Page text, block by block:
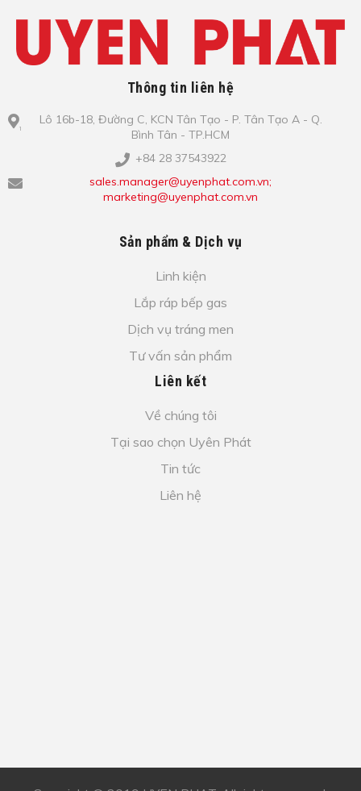
Thông tin liên hệ
Lô​ 16b-18, Đ​ư​ờ​ng C, KCN Tâ​n Tạo​ - P. Tâ​n Tạo​ A - Q.
Bình​ Tâ​n - TP.HCM
+84 28 37543922
sales.manager@uyenphat.com.vn;
marketing@uyenphat.com.vn
Sản phẩm & Dịch vụ
Linh kiện
Lắp ráp bếp gas
Dịch vụ tráng men
Tư vấn sản phẩm
Liên kết
Về chúng tôi
Tại sao chọn Uyên Phát
Tin tức
Liên hệ